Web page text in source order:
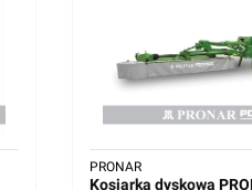
Kosiarka dyskowa
PRONAR